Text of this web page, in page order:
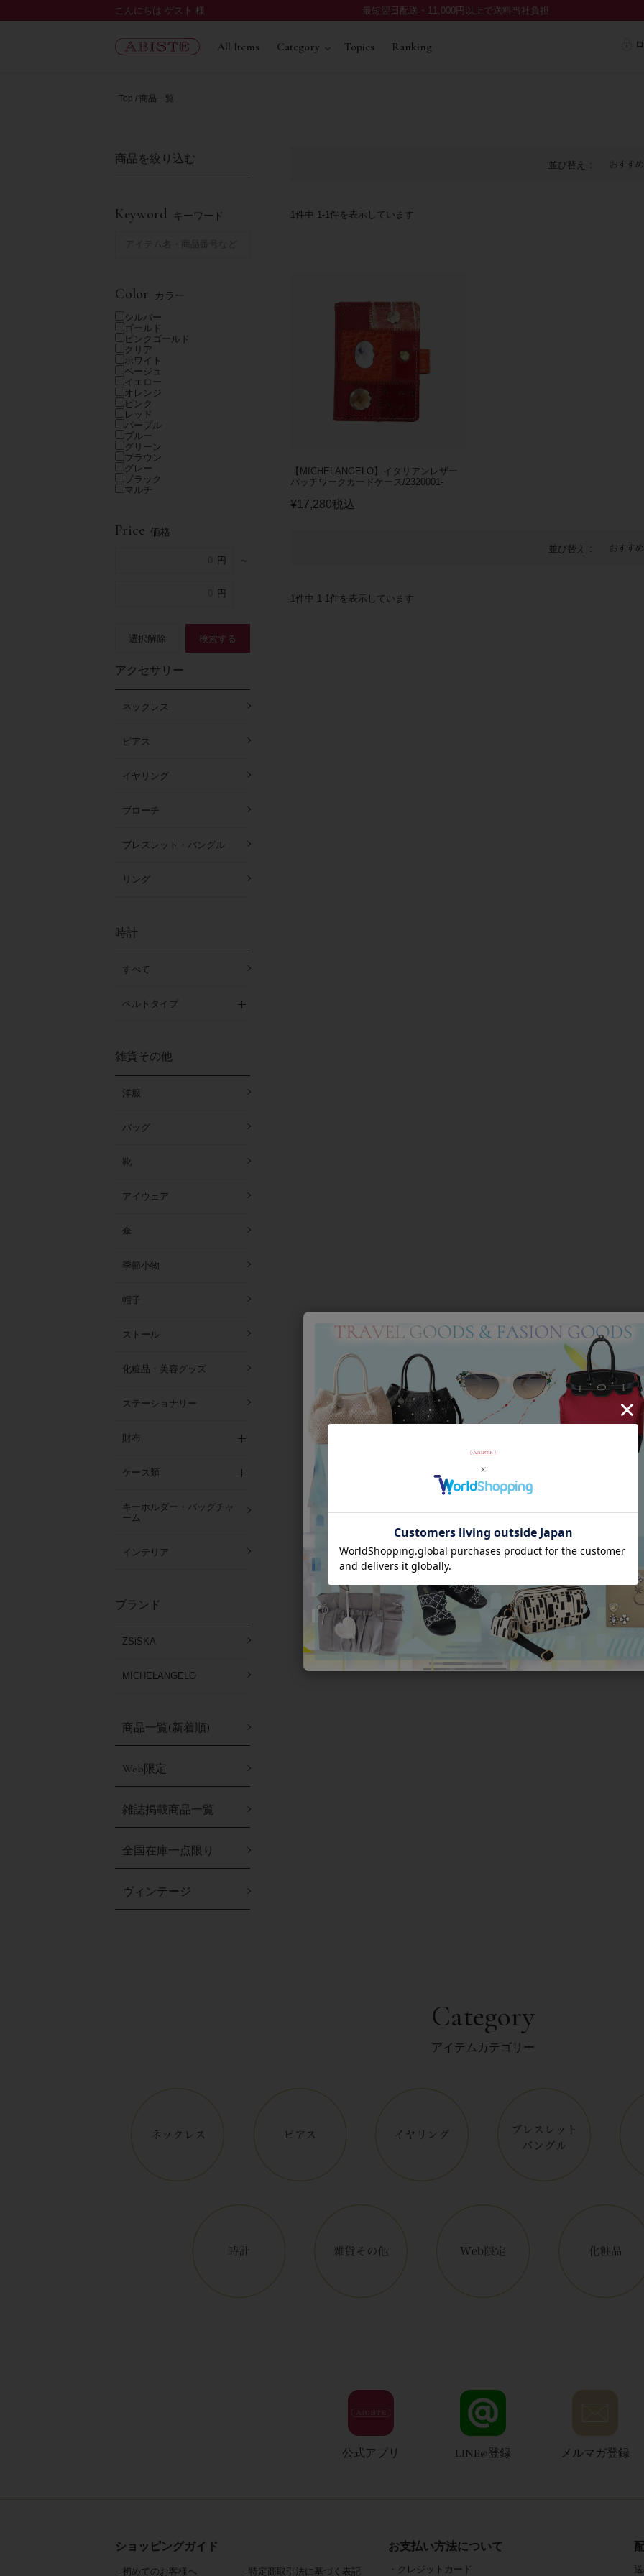
こんにちは ゲスト 様 最短翌日配送・11,000円以上で送料当社負担
All Items Category Topics Ranking
Top 商品一覧
商品を絞り込む
Keyword キーワード
Color カラー
シルバー
ゴールド
ピンクゴールド
クリア
ホワイト
ベージュ
イエロー
オレンジ
ピンク
レッド
パープル
ブルー
グリーン
ブラウン
グレー
ブラック
マルチ
Price 価格
～
アクセサリー
ネックレス
ピアス
イヤリング
ブローチ
ブレスレット・バングル
リング
時計
すべて
ベルトタイプ
雑貨その他
洋服
バッグ
靴
アイウェア
傘
季節小物
帽子
ストール
化粧品・美容グッズ
ステーショナリー
財布
ケース類
キーホルダー・バッグチャ
ーム
インテリア
ブランド
ZSiSKA
MICHELANGELO
商品一覧(新着順)
Web限定
雑誌掲載商品一覧
全国在庫一点限り
ヴィンテージ
並び替え おすすめ
1件中 1-1
【MICHELANGELO】イタリアンレザー
パッチワークカードケース/2320001-
¥17,280税込
並び替え おすすめ
1件中 1-1
Category
アイテムカテゴリー
公式アプリ LINE@登録 メルマガ登録
ショッピングガイド
初めてのお客様へ 特定商取引法に基づく表記
お支払い方法について
・クレジットカード